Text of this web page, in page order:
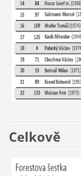
Celkově